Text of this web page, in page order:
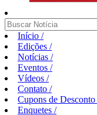
Início /
Edições /
Notícias /
Eventos /
Vídeos /
Contato /
Cupons de Desconto
Enquetes /